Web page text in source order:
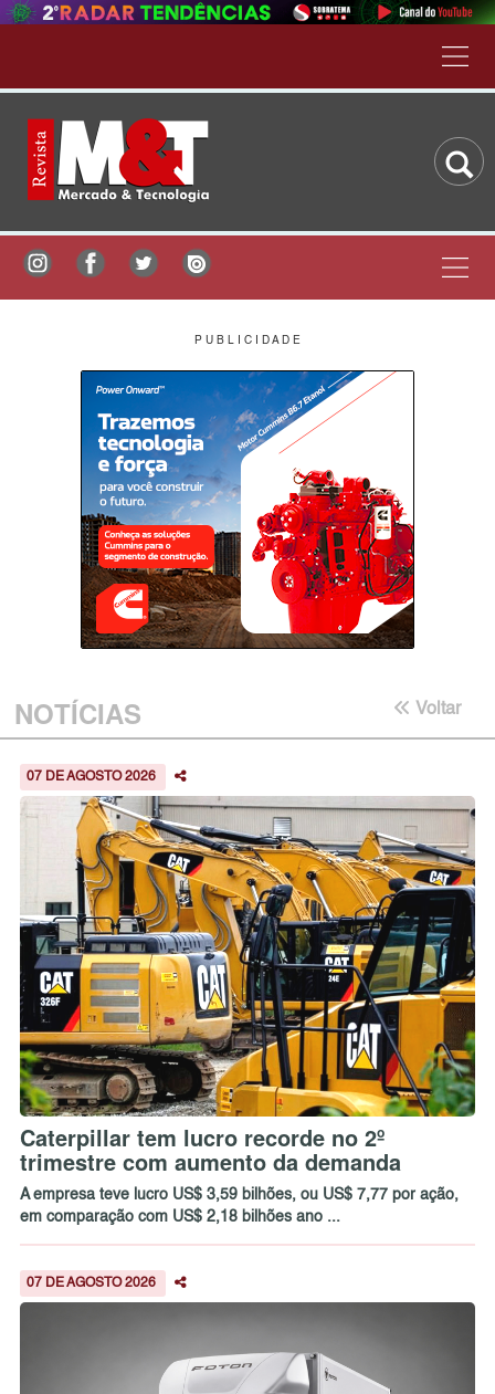
P U B L I C I D A D E
NOTÍCIAS Voltar
07 DE AGOSTO 2026
Caterpillar tem lucro recorde no 2º
trimestre com aumento da demanda
A empresa teve lucro US$ 3,59 bilhões, ou US$ 7,77 por ação,
em comparação com US$ 2,18 bilhões ano ...
07 DE AGOSTO 2026